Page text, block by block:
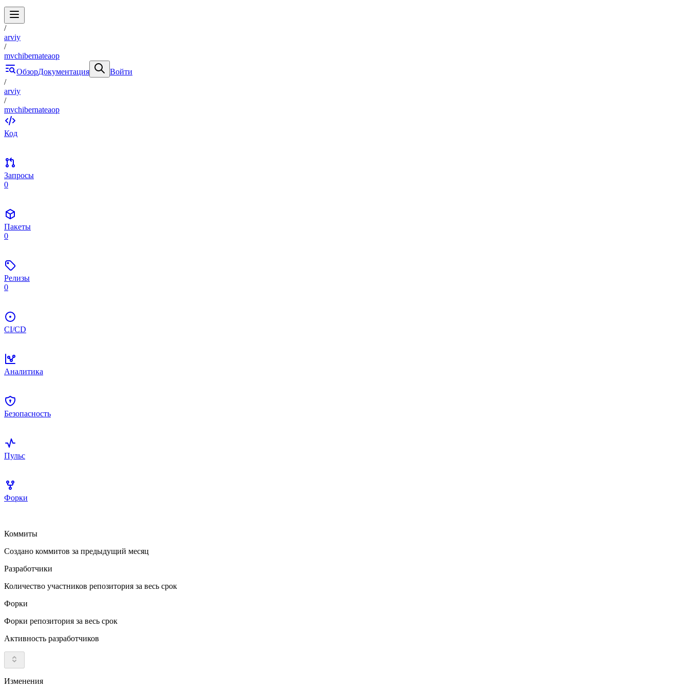
/
arviy
/
mvchibernateaop
ОбзорДокументация
Войти
/
arviy
/
mvchibernateaop
Код
Запросы
0
Пакеты
0
Релизы
0
CI/CD
Аналитика
Безопасность
Пульс
Форки
Коммиты
Создано коммитов за предыдущий месяц
Разработчики
Количество участников репозитория за весь срок
Форки
Форки репозитория за весь срок
Активность разработчиков
Изменения